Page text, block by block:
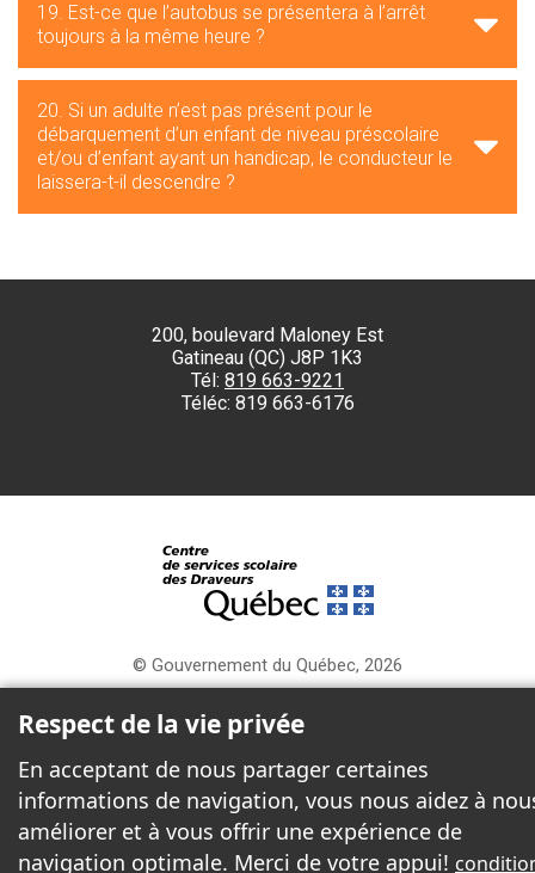
19. Est-ce que l’autobus se présentera à l’arrêt
toujours à la même heure ?
20. Si un adulte n’est pas présent pour le
débarquement d’un enfant de niveau préscolaire
et/ou d’enfant ayant un handicap, le conducteur le
laissera-t-il descendre ?
200, boulevard Maloney Est
Gatineau (QC) J8P 1K3
Tél: 819 663-9221
Téléc: 819 663-6176
© Gouvernement du Québec, 2026
2026 - Tous droits réservés. © Centre de services scolaire des Draveurs
Respect de la vie privée
En acceptant de nous partager certaines
informations de navigation, vous nous aidez à
améliorer et à vous offrir une expérience de
navigation optimale. Merci de votre appui!